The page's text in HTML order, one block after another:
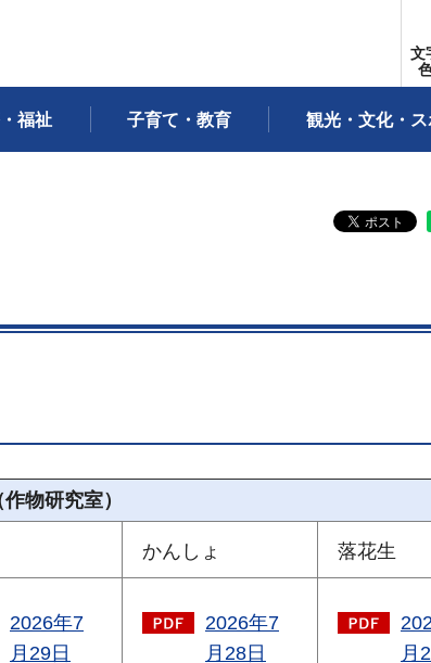
文
福祉 子育て・教育 観光・文化・ス
物研究室）
かんしょ 落花生
2026年7
月29日
2026年7
月28日
月